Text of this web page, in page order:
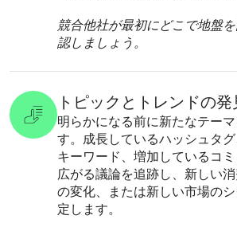
競合他社が最初にどこで地盤
認しましょう。
トピックとトレンドの発
明らかになる前に新たなテー
す。成長しているハッシュタ
キーワード、増加しているコ
広がる議論を追跡し、新しい
の変化、または新しい市場の
定します。